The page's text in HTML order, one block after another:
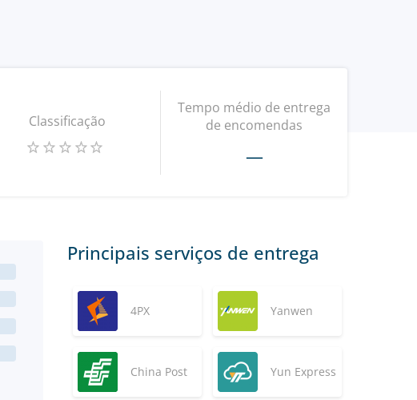
Classificação
Tempo médio de entrega
de encomendas
—
Principais serviços de entrega
4PX Yanwen
China Post Yun Express